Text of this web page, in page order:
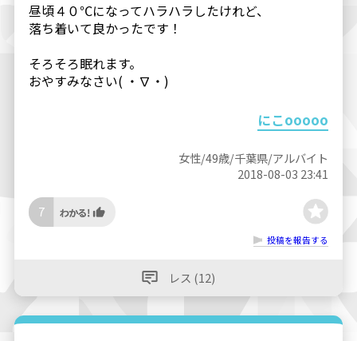
昼頃４０℃になってハラハラしたけれど、
落ち着いて良かったです！
そろそろ眠れます。
おやすみなさい( ・∇・)
にこooooo
女性/49歳/千葉県/アルバイト
2018-08-03 23:41
7
投稿を報告する
レス (12)